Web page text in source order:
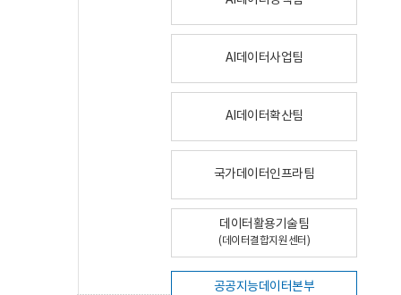
AI데이터사업팀
AI데이터확산팀
국가데이터인프라팀
데이터활용기술팀
(데이터결합지원센터)
공공지능데이터본부